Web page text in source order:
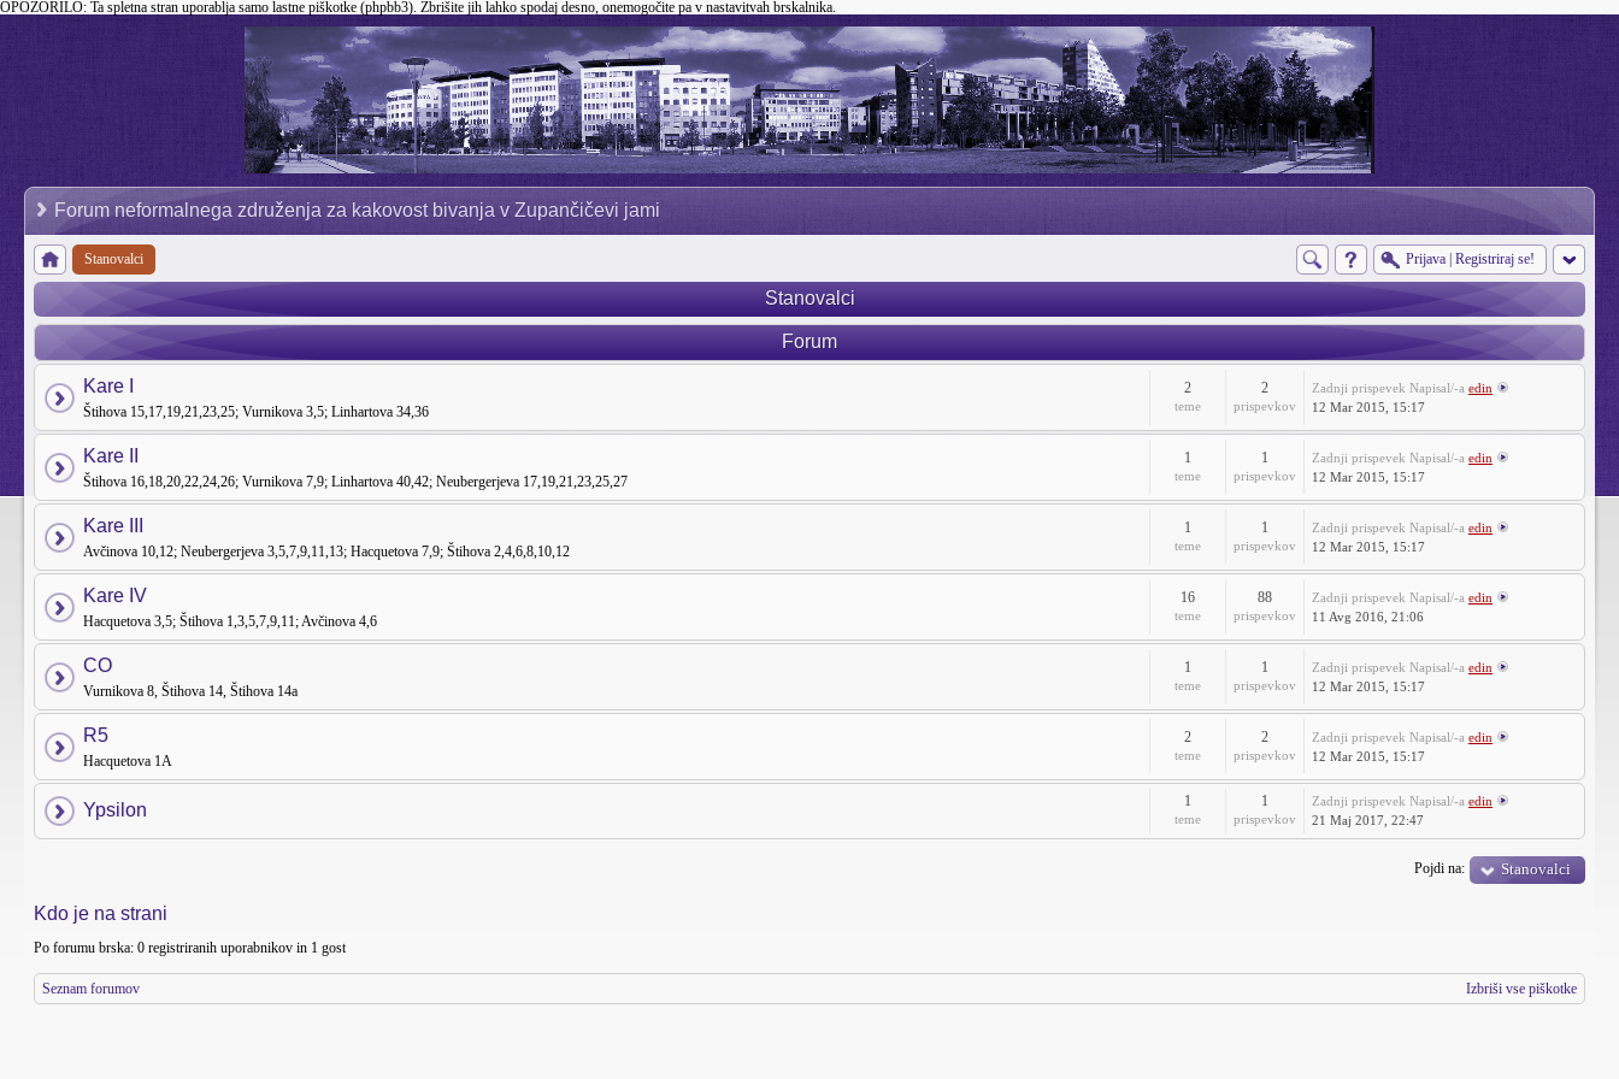
OPOZORILO: Ta spletna stran uporablja samo lastne piškotke (phpbb3). Zbrišite jih lahko spodaj desno, onemogočite pa v nastavitvah brskalnika.
Forum neformalnega združenja za kakovost bivanja v Zupančičevi jami
Stanovalci Prijava Registriraj se!
Stanovalci
Forum
Kare I
Štihova 15,17,19,21,23,25; Vurnikova 3,5; Linhartova 34,36
2
teme
2
prispevkov
Zadnji prispevek Napisal/-a edin
12 Mar 2015, 15:17
Kare II
Štihova 16,18,20,22,24,26; Vurnikova 7,9; Linhartova 40,42; Neubergerjeva 17,19,21,23,25,27
1
teme
1
prispevkov
Zadnji prispevek Napisal/-a edin
12 Mar 2015, 15:17
Kare III
Avčinova 10,12; Neubergerjeva 3,5,7,9,11,13; Hacquetova 7,9; Štihova 2,4,6,8,10,12
1
teme
1
prispevkov
Zadnji prispevek Napisal/-a edin
12 Mar 2015, 15:17
Kare IV
Hacquetova 3,5; Štihova 1,3,5,7,9,11; Avčinova 4,6
16
teme
88
prispevkov
Zadnji prispevek Napisal/-a edin
11 Avg 2016, 21:06
CO
Vurnikova 8, Štihova 14, Štihova 14a
1
teme
1
prispevkov
Zadnji prispevek Napisal/-a edin
12 Mar 2015, 15:17
R5
Hacquetova 1A
2
teme
2
prispevkov
Zadnji prispevek Napisal/-a edin
12 Mar 2015, 15:17
Ypsilon 1
teme
1
prispevkov
Zadnji prispevek Napisal/-a edin
21 Maj 2017, 22:47
Pojdi na: Stanovalci
Kdo je na strani
Po forumu brska: 0 registriranih uporabnikov in 1 gost
Seznam forumov Izbriši vse piškotke